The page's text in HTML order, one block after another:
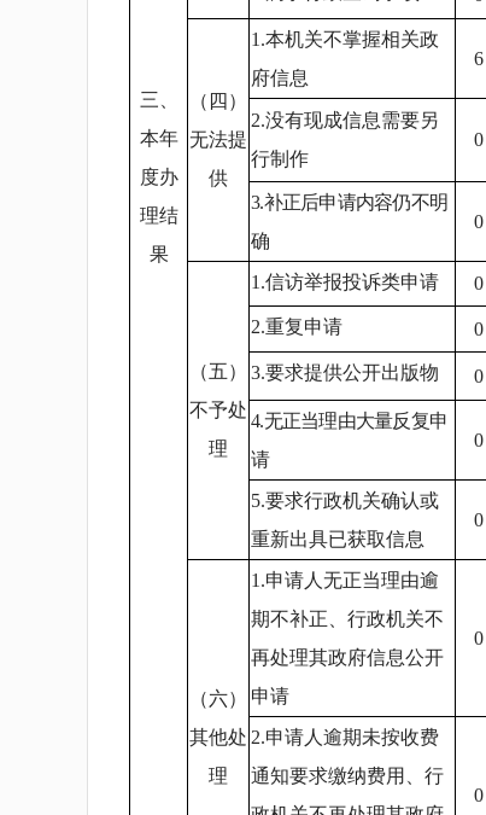
三、
本年
度办
理结
果
（四）
无法提
供
1.本机关不掌握相关政
府信息
6
2.没有现成信息需要另
行制作
0
3.补正后申请内容仍不明
确
0
（五）
不予处
理
1.信访举报投诉类申请 0
2.重复申请 0
3.要求提供公开出版物 0
4.无正当理由大量反复申
请
0
5.要求行政机关确认或
重新出具已获取信息
0
（六）
其他处
理
1.申请人无正当理由逾
期不补正、行政机关不
再处理其政府信息公开
申请
0
2.申请人逾期未按收费
通知要求缴纳费用、行
0